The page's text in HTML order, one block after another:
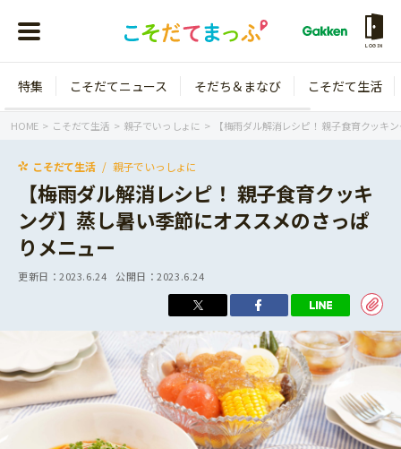
LOGIN
年齢から探す
3歳
年長
小学1年生
小学2年生
小学3年生
小学4年生
小学6年生
こそだてニュース
イベント
そだち＆まなび
こそだて生活
特集 こそだてニュース そだち＆まなび こそだて生活
HOME こそだて生活 親子でいっしょに 【梅雨ダル解消レシピ！ 親子食育クッキ
こそだて生活 親子でいっしょに
【梅雨ダル解消レシピ！ 親子食育クッキ
ング】蒸し暑い季節にオススメのさっぱ
りメニュー
更新日：2023.6.24 公開日：2023.6.24